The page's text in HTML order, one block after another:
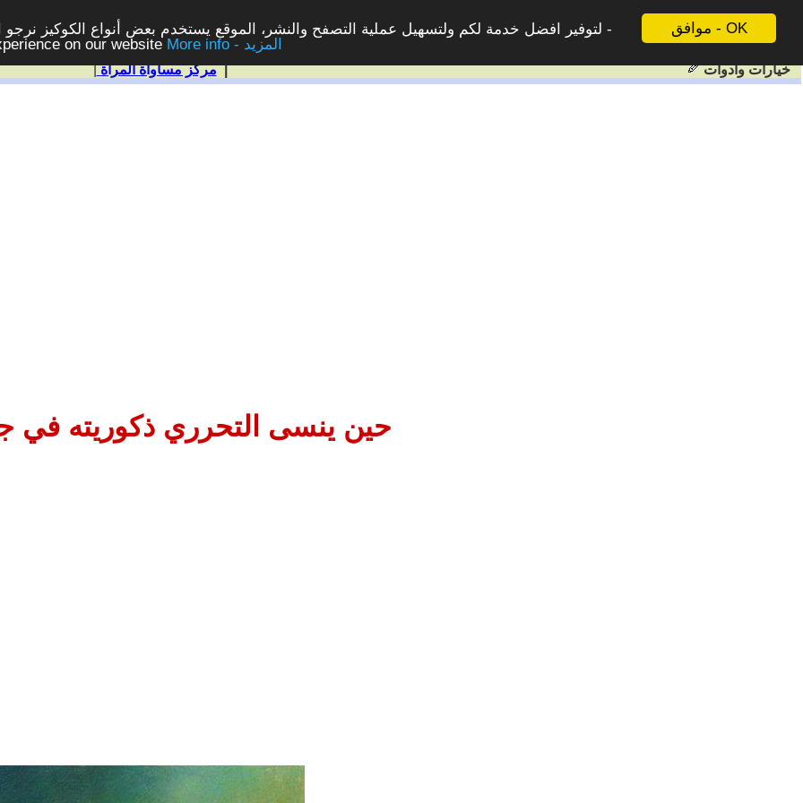
موافق - OK
لتوفير افضل خدمة لكم ولتسهيل عملية التصفح والنشر، الموقع يستخدم بعض أنواع الكوكيز
on our website
More info - المزيد
| مركز مساواة المرأة| خيارات وادوات
حين ينسى التحرري ذكوريته في